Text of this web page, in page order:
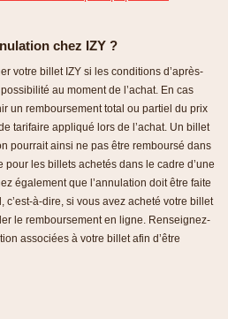
chez IZY ?
votre billet IZY si les conditions d’après-
au moment de l’achat. En cas
un remboursement total ou partiel du prix
tarifaire appliqué lors de l’achat. Un billet
pourrait ainsi ne pas être remboursé dans
les billets achetés dans le cadre d’une
également que l’annulation doit être faite
c’est-à-dire, si vous avez acheté votre billet
le remboursement en ligne. Renseignez-
associées à votre billet afin d’être